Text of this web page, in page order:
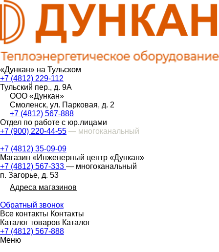
«Дункан» на Тульском
+7 (4812) 229-112
Тульский пер., д. 9А
ООО «Дункан»
Смоленск, ул. Парковая, д. 2
+7 (4812) 567-888
Отдел по работе с юр.лицами
+7 (900) 220-44-55 — многоканальный
+7 (4812) 35-09-09
Магазин «Инженерный центр «Дункан»
+7 (4812) 567-333 — многоканальный
п. Загорье, д. 53
Адреса магазинов
Обратный звонок
Все контакты Контакты
Каталог товаров Каталог
+7 (4812) 567-888
Меню